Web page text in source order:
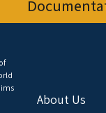
About Us